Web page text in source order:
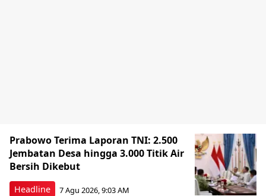
Headline
Prabowo Terima Laporan TNI: 2.500
Jembatan Desa hingga 3.000 Titik Air
Bersih Dikebut
7 Agu 2026, 9:03 AM